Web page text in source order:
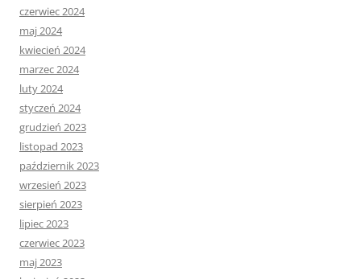
czerwiec 2024
maj 2024
kwiecień 2024
marzec 2024
luty 2024
styczeń 2024
grudzień 2023
listopad 2023
październik 2023
wrzesień 2023
sierpień 2023
lipiec 2023
czerwiec 2023
maj 2023